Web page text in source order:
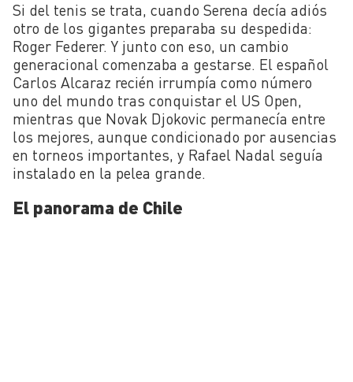
Si del tenis se trata, cuando Serena decía adiós
otro de los gigantes preparaba su despedida:
Roger Federer. Y junto con eso, un cambio
generacional comenzaba a gestarse. El español
Carlos Alcaraz recién irrumpía como número
uno del mundo tras conquistar el US Open,
mientras que Novak Djokovic permanecía entre
los mejores, aunque condicionado por ausencias
en torneos importantes, y Rafael Nadal seguía
instalado en la pelea grande.
El panorama de Chile